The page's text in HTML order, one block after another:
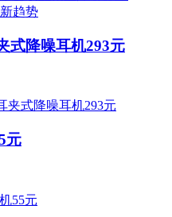
式降噪耳机293元
元